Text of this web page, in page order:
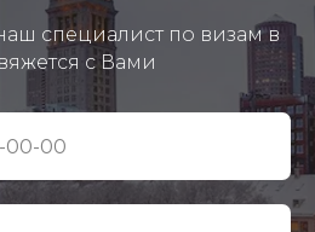
специалист по визам в
с Вами